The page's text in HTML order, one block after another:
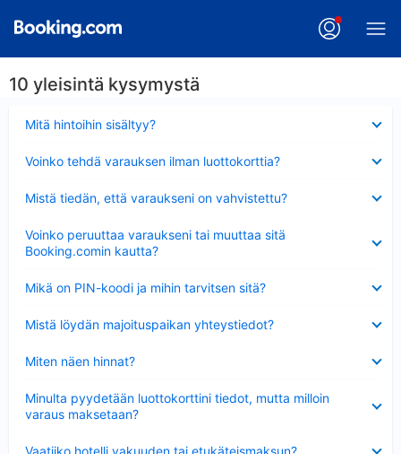
10 yleisintä kysymystä
Mitä hintoihin sisältyy?
Voinko tehdä varauksen ilman luottokorttia?
Mistä tiedän, että varaukseni on vahvistettu?
Voinko peruuttaa varaukseni tai muuttaa sitä
Booking.comin kautta?
Mikä on PIN-koodi ja mihin tarvitsen sitä?
Mistä löydän majoituspaikan yhteystiedot?
Miten näen hinnat?
Minulta pyydetään luottokorttini tiedot, mutta milloin
varaus maksetaan?
Vaatiiko hotelli vakuuden tai etukäteismaksun?